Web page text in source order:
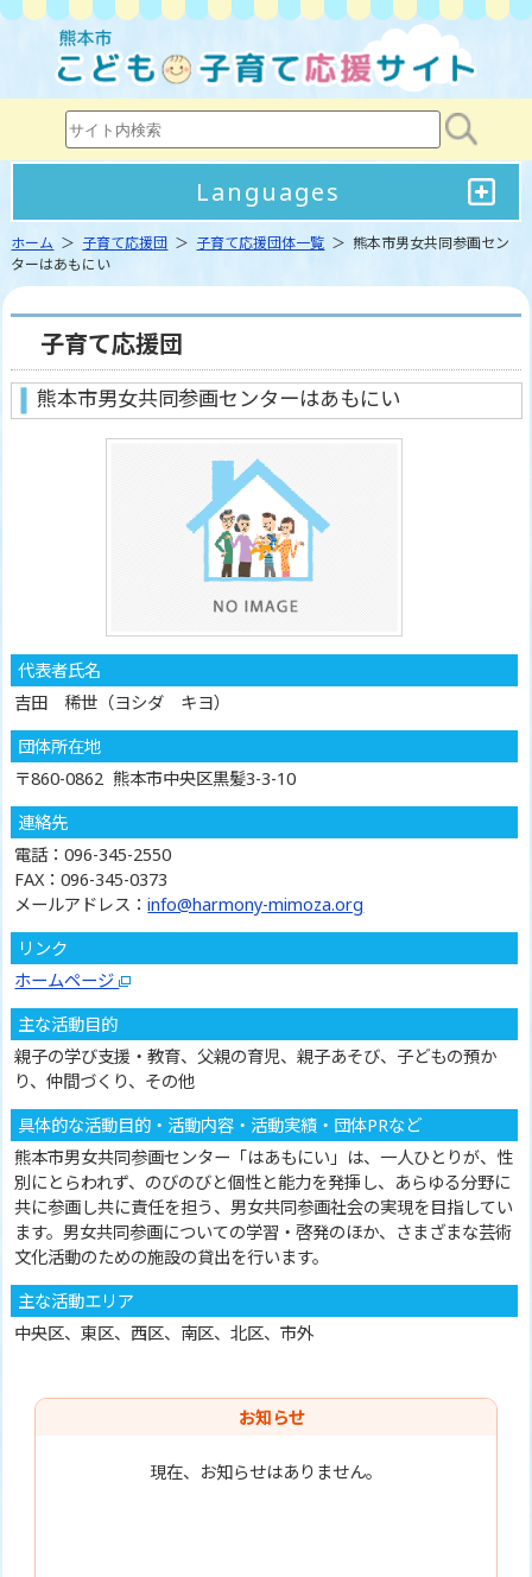
Languages
ホーム ＞ 子育て応援団 ＞ 子育て応援団体一覧 ＞ 熊本市男女共同参画セン
ターはあもにい
子育て応援団
熊本市男女共同参画センターはあもにい
代表者氏名
吉田 稀世（ヨシダ キヨ）
団体所在地
〒860-0862 熊本市中央区黒髪3-3-10
連絡先
電話：096-345-2550
FAX：096-345-0373
メールアドレス：info@harmony-mimoza.org
リンク
ホームページ
主な活動目的
親子の学び支援・教育、父親の育児、親子あそび、子どもの預か
り、仲間づくり、その他
具体的な活動目的・活動内容・活動実績・団体PRなど
熊本市男女共同参画センター「はあもにい」は、一人ひとりが、性
別にとらわれず、のびのびと個性と能力を発揮し、あらゆる分野に
共に参画し共に責任を担う、男女共同参画社会の実現を目指してい
ます。男女共同参画についての学習・啓発のほか、さまざまな芸術
文化活動のための施設の貸出を行います。
主な活動エリア
中央区、東区、西区、南区、北区、市外
お知らせ
現在、お知らせはありません。